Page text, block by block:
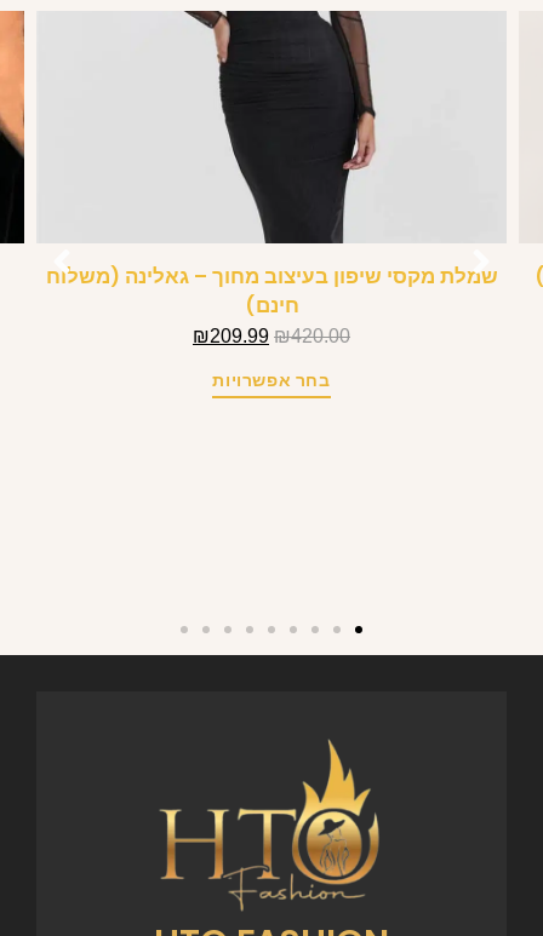
שמלת מקסי שיפון בעיצוב מחוך – גאלינה (משלוח
חינם)
₪420.00
₪209.99
בחר אפשרויות